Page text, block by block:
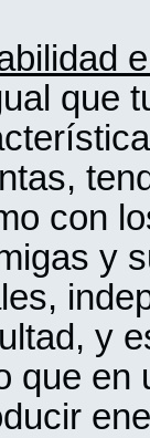
que
con
y
y
que en